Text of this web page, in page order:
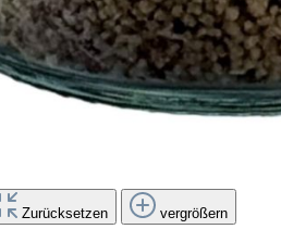
Zurücksetzen vergrößern